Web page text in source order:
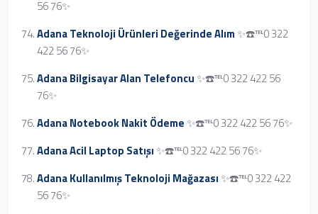
56 76✨
Adana Teknoloji Ürünleri Değerinde Alım✨☎️℡0 322
422 56 76✨
Adana Bilgisayar Alan Telefoncu✨☎️℡0 322 422 56
76✨
Adana Notebook Nakit Ödeme✨☎️℡0 322 422 56 76✨
Adana Acil Laptop Satışı✨☎️℡0 322 422 56 76✨
Adana Kullanılmış Teknoloji Mağazası✨☎️℡0 322 422
56 76✨